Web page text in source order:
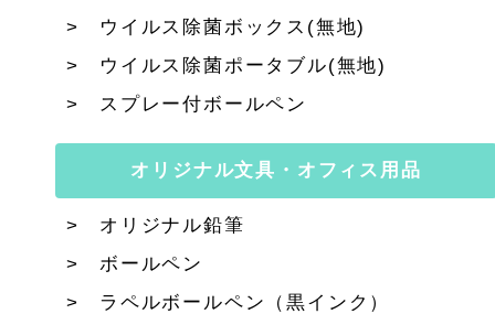
ウイルス除菌ボックス(無地)
ウイルス除菌ポータブル(無地)
スプレー付ボールペン
オリジナル文具・オフィス用品
オリジナル鉛筆
ボールペン
ラペルボールペン（黒インク）